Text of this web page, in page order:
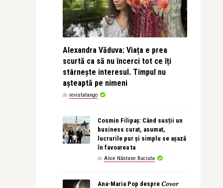
Alexandra Văduva: Viața e prea
scurtă ca să nu încerci tot ce îți
stârnește interesul. Timpul nu
așteaptă pe nimeni
de revistatango
Cosmin Filipaș: Când susții un
business curat, asumat,
lucrurile pur și simplu se așază
în favoarea ta
de Alice Năstase Buciuta
Ana-Maria Pop despre 𝐶𝑜𝑣𝑜𝑟